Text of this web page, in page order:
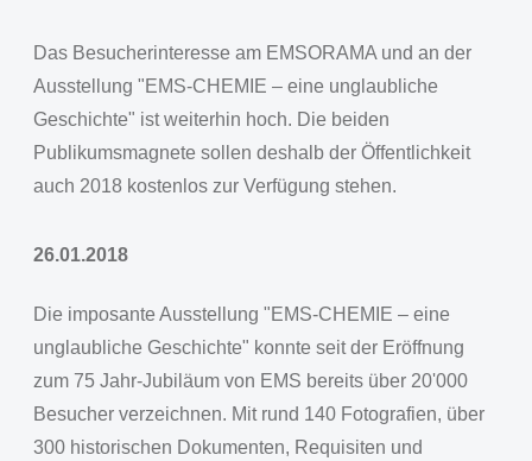
Das Besucherinteresse am EMSORAMA und an der
Ausstellung "EMS-CHEMIE – eine unglaubliche
Geschichte" ist weiterhin hoch. Die beiden
Publikumsmagnete sollen deshalb der Öffentlichkeit
auch 2018 kostenlos zur Verfügung stehen.
26.01.2018
Die imposante Ausstellung "EMS-CHEMIE – eine
unglaubliche Geschichte" konnte seit der Eröffnung
zum 75 Jahr-Jubiläum von EMS bereits über 20'000
Besucher verzeichnen. Mit rund 140 Fotografien, über
300 historischen Dokumenten, Requisiten und